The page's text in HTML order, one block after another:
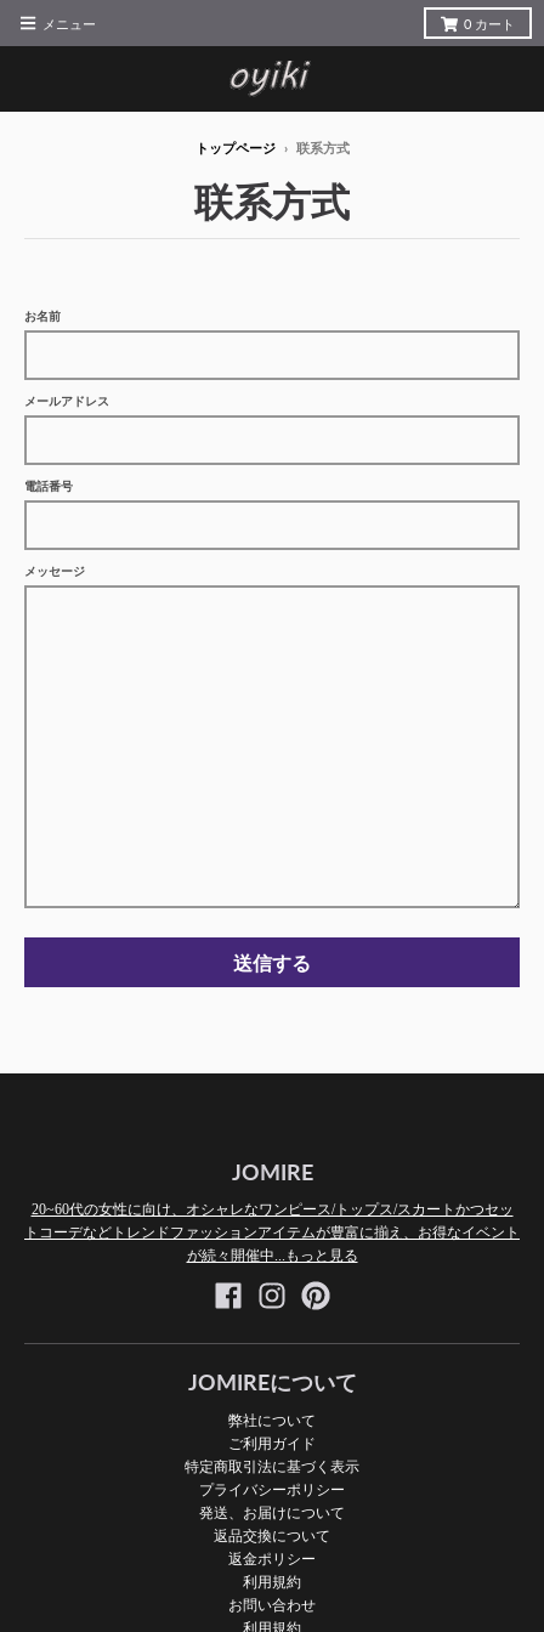
メニュー 0 カート
トップページ › 联系方式
联系方式
お名前
メールアドレス
電話番号
メッセージ
JOMIRE
20~60代の女性に向け、オシャレなワンピース/トップス/スカートかつセッ
トコーデなどトレンドファッションアイテムが豊富に揃え、お得なイベント
が続々開催中...もっと見る
JOMIREについて
弊社について
ご利用ガイド
特定商取引法に基づく表示
プライバシーポリシー
発送、お届けについて
返品交換について
返金ポリシー
利用規約
お問い合わせ
利用規約